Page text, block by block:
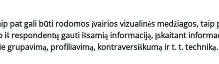
pat gali būti rodomos įvairios vizualinės medžiagos, taip
iš respondentų gauti išsamią informaciją, įskaitant
grupavimą, profiliavimą, kontraversiškumą ir t. t. techniką.